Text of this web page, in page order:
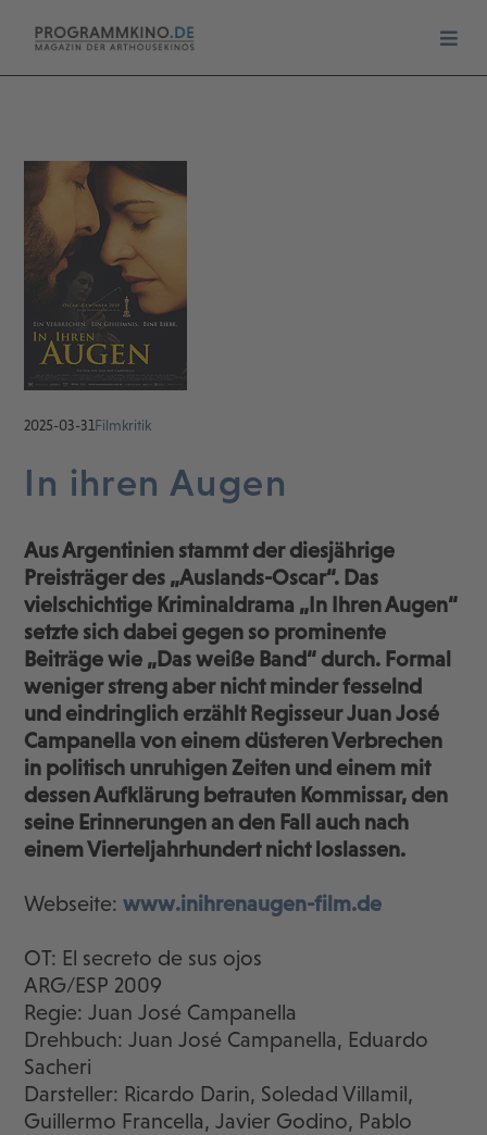
2025-03-31Filmkritik
In ihren Augen
Aus Argentinien stammt der diesjährige
Preisträger des „Auslands-Oscar“. Das
vielschichtige Kriminaldrama „In Ihren Augen“
setzte sich dabei gegen so prominente
Beiträge wie „Das weiße Band“ durch. Formal
weniger streng aber nicht minder fesselnd
und eindringlich erzählt Regisseur Juan José
Campanella von einem düsteren Verbrechen
in politisch unruhigen Zeiten und einem mit
dessen Aufklärung betrauten Kommissar, den
seine Erinnerungen an den Fall auch nach
einem Vierteljahrhundert nicht loslassen.
Webseite:www.inihrenaugen-film.de
OT: El secreto de sus ojos
ARG/ESP 2009
Regie: Juan José Campanella
Drehbuch: Juan José Campanella, Eduardo
Sacheri
Darsteller: Ricardo Darin, Soledad Villamil,
Guillermo Francella, Javier Godino, Pablo